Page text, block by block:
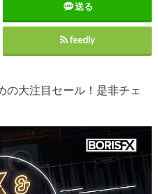
送る
feedly
の大注目セール！是非チェ